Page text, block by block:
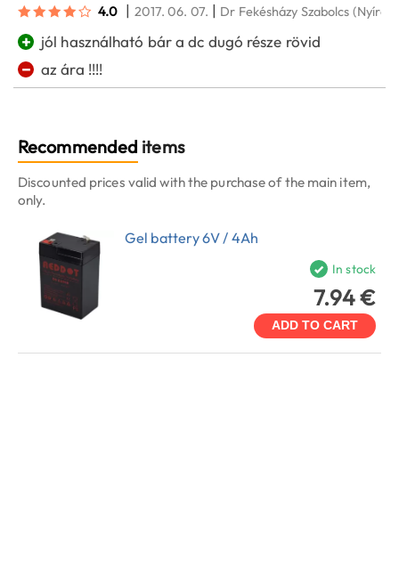
4.0 | 2017. 06. 07. | Dr Fekésházy Szabolcs
+ jól használható bár a dc dugó része rövid
− az ára !!!!
Recommended items
Discounted prices valid with the purchase of the main item,
only.
Gel battery 6V / 4Ah
In stock
7.94 €
ADD TO CART